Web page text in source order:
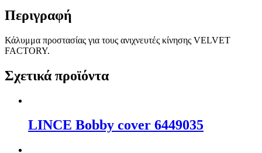
Περιγραφή
Κάλυμμα προστασίας για τους ανιχνευτές κίνησης VELVET
FACTORY.
Σχετικά προϊόντα
LΙΝCΕ Bobby cover 6449035